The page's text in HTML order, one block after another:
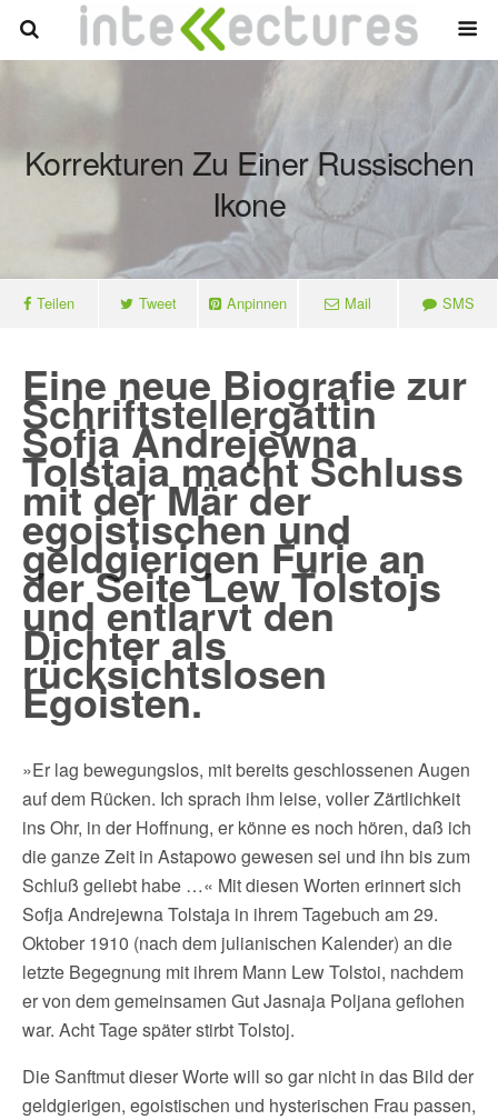
Korrekturen Zu Einer Russischen
Ikone
Teilen Tweet Anpinnen Mail SMS
Eine neue Biografie zur
Schriftstellergattin
Sofja Andrejewna
Tolstaja macht Schluss
mit der Mär der
egoistischen und
geldgierigen Furie an
der Seite Lew Tolstojs
und entlarvt den
Dichter als
rücksichtslosen
Egoisten.
»Er lag bewegungslos, mit bereits geschlossenen Augen
auf dem Rücken. Ich sprach ihm leise, voller Zärtlichkeit
ins Ohr, in der Hoffnung, er könne es noch hören, daß ich
die ganze Zeit in Astapowo gewesen sei und ihn bis zum
Schluß geliebt habe …« Mit diesen Worten erinnert sich
Sofja Andrejewna Tolstaja in ihrem Tagebuch am 29.
Oktober 1910 (nach dem julianischen Kalender) an die
letzte Begegnung mit ihrem Mann Lew Tolstoi, nachdem
er von dem gemeinsamen Gut Jasnaja Poljana geflohen
war. Acht Tage später stirbt Tolstoj.
Die Sanftmut dieser Worte will so gar nicht in das Bild der
geldgierigen, egoistischen und hysterischen Frau passen,